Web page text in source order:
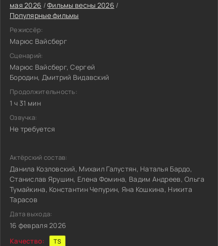
мая 2026 /Фильмы весны 2026 /
Популярные фильмы
Режиссёр:
Марюс Вайсберг
Сценарий:
Марюс Вайсберг, Сергей
Бородин, Дмитрий Видавский
Продолжительность:
1 ч 31 мин
Озвучка:
Не требуется
Актёрский состав:
Данила Козловский, Михаил Галустян, Наталья Бардо,
Станислав Ярушин, Елена Фомина, Вадим Андреев, Ольга
Тумайкина, Константин Чепурин, Яна Кошкина, Никита
Тарасов
Дата выхода:
16 февраля 2026
Качество:
TS